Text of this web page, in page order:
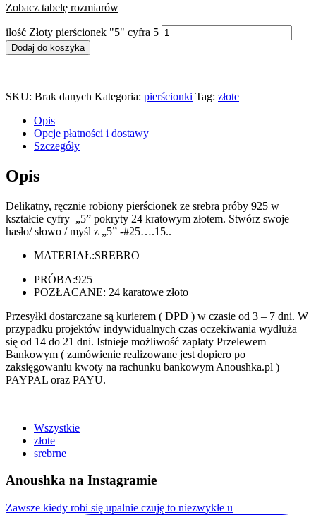
Zobacz tabelę rozmiarów
ilość Złoty pierścionek "5" cyfra 5
Dodaj do koszyka
SKU: Brak danych Kategoria: pierścionki Tag: złote
Opis
Opcje płatności i dostawy
Szczegóły
Opis
Delikatny, ręcznie robiony pierścionek ze srebra próby 925 w
kształcie cyfry „5” pokryty 24 kratowym złotem. Stwórz swoje
hasło/ słowo / myśl z „5” -#25….15..
MATERIAŁ:SREBRO
PRÓBA:925
POZŁACANE: 24 karatowe złoto
Przesyłki dostarczane są kurierem ( DPD ) w czasie od 3 – 7 dni. W
przypadku projektów indywidualnych czas oczekiwania wydłuża
się od 14 do 21 dni. Istnieje możliwość zapłaty Przelewem
Bankowym ( zamówienie realizowane jest dopiero po
zaksięgowaniu kwoty na rachunku bankowym Anoushka.pl )
PAYPAL oraz PAYU.
Wszystkie
złote
srebrne
Anoushka na Instagramie
Zawsze kiedy robi się upalnie czuję to niezwykłe u